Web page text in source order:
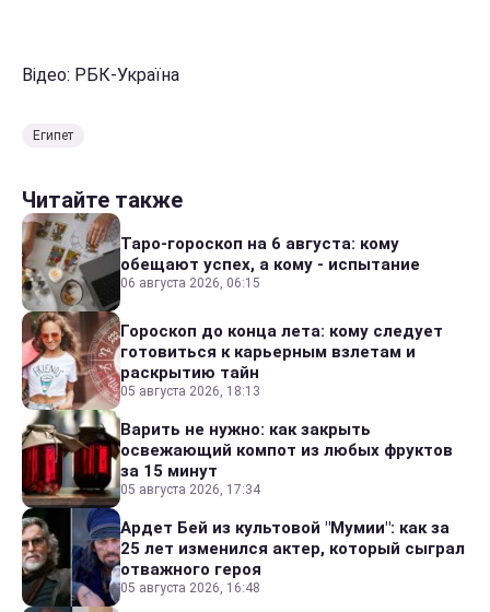
Відео: РБК-Україна
Египет
Читайте также
Таро-гороскоп на 6 августа: кому
обещают успех, а кому - испытание
06 августа 2026, 06:15
Гороскоп до конца лета: кому следует
готовиться к карьерным взлетам и
раскрытию тайн
05 августа 2026, 18:13
Варить не нужно: как закрыть
освежающий компот из любых фруктов
за 15 минут
05 августа 2026, 17:34
Ардет Бей из культовой "Мумии": как за
25 лет изменился актер, который сыграл
отважного героя
05 августа 2026, 16:48